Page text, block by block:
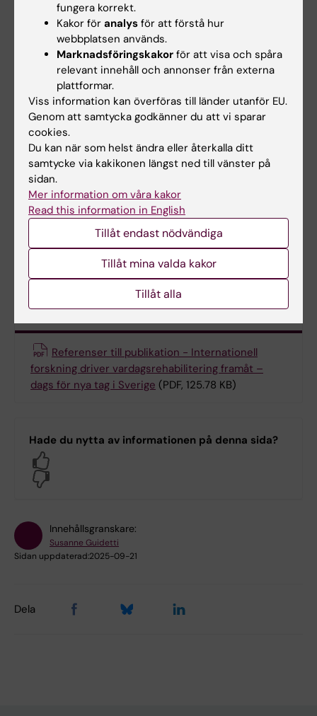
Assander, S., Guidetti, S., & Bergström, A.
Internationell forskning driver
vardagsrehabilitering framåt – dags för nya
tag i Sverige. 2020. Tidningen Ä. Se referenser
till artikeln längre ned på sidan. [Artikeln finns
ej tillgängliggjord digitalt. Du kan kontakta
utgivande förlag
för att få tillgång till
artikeln.]
Bergström A, Borell L, Meijer S, &Guidetti S
(2019).
addressing a reablement programme for
older, community-dwelling persons in
Sweden (ASSIST 1.0): a protocol for a
feasibility study
. BMJ Open.
Övriga dokument
Referenser till publikation - Internationell
forskning driver vardagsrehabilitering framåt –
dags för nya tag i Sverige (PDF, 125.78 KB)
Hade du nytta av informationen på denna sida?
Innehållsgranskare:
Susanne Guidetti
Sidan uppdaterad:2025-09-21
Dela
fungera korrekt.
Kakor för analys för att förstå hur
webbplatsen används.
Marknadsföringskakor för att visa och spåra
relevant innehåll och annonser från externa
plattformar.
Viss information kan överföras till länder utanför EU.
Genom att samtycka godkänner du att vi sparar
cookies.
Du kan när som helst ändra eller återkalla ditt
samtycke via kakikonen längst ned till vänster på
sidan.
Mer information om våra kakor
Read this information in English
Tillåt endast nödvändiga
Tillåt mina valda kakor
Tillåt alla